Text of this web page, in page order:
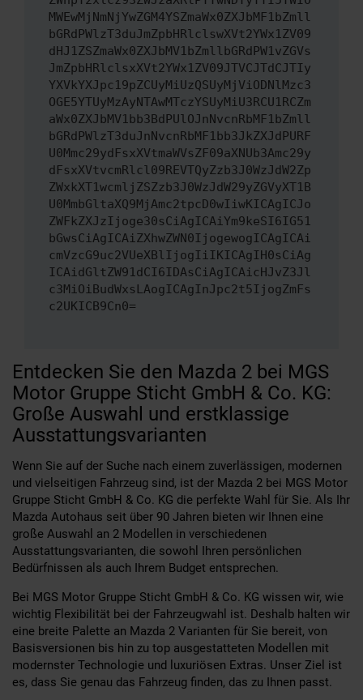
MWEwMjNmNjYwZGM4YSZmaWx0ZXJbMF1bZmll
bGRdPWlzT3duJmZpbHRlclswXVt2YWx1ZV09
dHJ1ZSZmaWx0ZXJbMV1bZmllbGRdPW1vZGVs
JmZpbHRlclsxXVt2YWx1ZV09JTVCJTdCJTIy
YXVkYXJpc19pZCUyMiUzQSUyMjViODNlMzc3
OGE5YTUyMzAyNTAwMTczYSUyMiU3RCU1RCZm
aWx0ZXJbMV1bb3BdPUlOJnNvcnRbMF1bZmll
bGRdPWlzT3duJnNvcnRbMF1bb3JkZXJdPURF
U0Mmc29ydFsxXVtmaWVsZF09aXNUb3Amc29y
dFsxXVtvcmRlcl09REVTQyZzb3J0WzJdW2Zp
ZWxkXT1wcmljZSZzb3J0WzJdW29yZGVyXT1B
U0MmbGltaXQ9MjAmc2tpcD0wIiwKICAgICJo
ZWFkZXJzIjoge30sCiAgICAiYm9keSI6IG51
bGwsCiAgICAiZXhwZWN0IjogewogICAgICAi
cmVzcG9uc2VUeXBlIjogIiIKICAgIH0sCiAg
ICAidGltZW91dCI6IDAsCiAgICAicHJvZ3Jl
c3MiOiBudWxsLAogICAgInJpc2t5IjogZmFs
c2UKICB9Cn0=
Entdecken Sie den Mazda 2 bei MGS
Motor Gruppe Sticht GmbH & Co. KG:
Große Auswahl und erstklassige
Ausstattungsvarianten
Wenn Sie auf der Suche nach einem zuverlässigen, modernen
und vielseitigen Fahrzeug sind, ist der Mazda 2 bei MGS Motor
Gruppe Sticht GmbH & Co. KG die perfekte Wahl für Sie. Als Ihr
Mazda Autohaus seit über 90 Jahren bieten wir Ihnen eine
große Auswahl an 2 Modellen in verschiedenen
Ausstattungsvarianten, die sowohl Ihren persönlichen
Bedürfnissen als auch Ihrem Budget entsprechen.
Bei MGS Motor Gruppe Sticht GmbH & Co. KG wissen wir, wie
wichtig Flexibilität bei der Fahrzeugwahl ist. Deshalb halten wir
eine breite Palette an Mazda 2 Varianten für Sie bereit, von
Basisversionen bis hin zu top ausgestatteten Modellen mit
modernster Technologie und luxuriösen Extras. Unser Ziel ist
es, dass Sie genau das Fahrzeug finden, das zu Ihnen passt.